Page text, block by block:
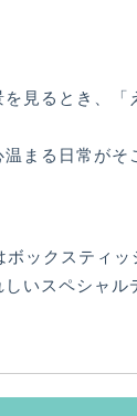
見るとき、「
まる日常がそ
ックスティッ
いスペシャル